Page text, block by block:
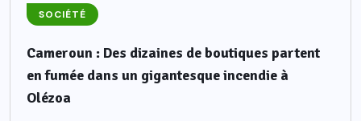
SOCIÉTÉ
Cameroun : Des dizaines de boutiques partent
en fumée dans un gigantesque incendie à
Olézoa